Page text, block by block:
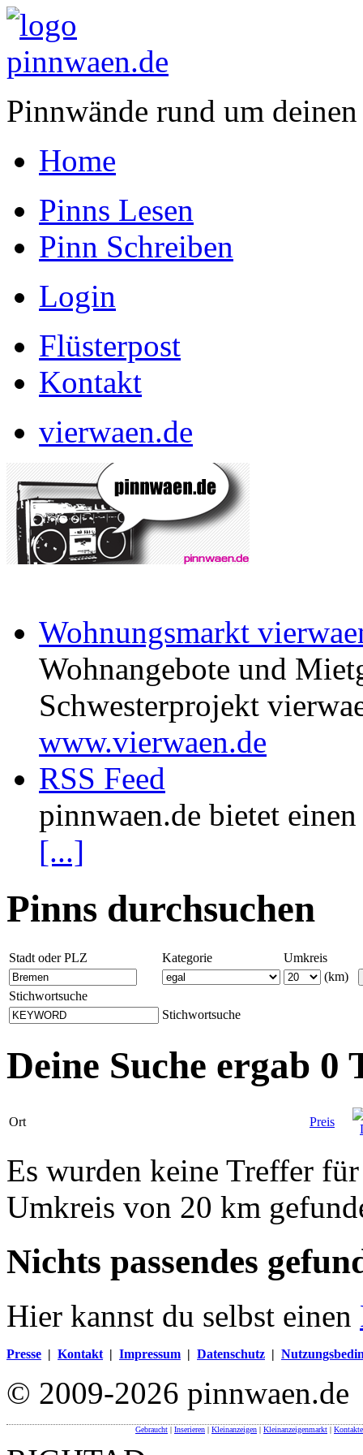
Pinnwände rund um
Home
Pinns Lesen
Pinn Schreiben
Login
Flüsterpost
Kontakt
vierwaen.de
Wohnungsmarkt
Wohnangebote und
Schwesterprojekt
www.vierwaen.de
RSS Feed
pinnwaen.de bietet
[...]
Pinns durchsuchen
Stadt oder PLZ Kategorie
Umkreis
(km)
Stichwortsuche
Stichwortsuche
Deine Suche ergab 0
Ort Preis
Es wurden keine Treffer
Umkreis von 20 km
Nichts passendes
Hier kannst du selbst einen
Presse | Kontakt | Impressum | Datenschutz |
© 2009-2026 pinnwaen.de
Gebraucht | Inserieren | Kleinanzeigen | Kleinanzeigenmarkt | Kontakte